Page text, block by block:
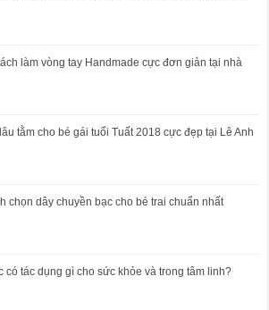
làm vòng tay Handmade cực đơn giản tại nhà
tằm cho bé gái tuổi Tuất 2018 cực đẹp tại Lê Anh
chọn dây chuyền bạc cho bé trai chuẩn nhất
có tác dụng gì cho sức khỏe và trong tâm linh?